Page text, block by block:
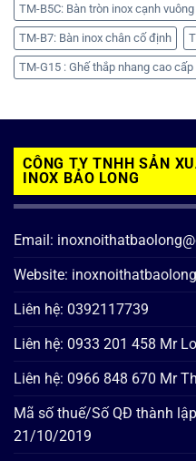
TM-B5C: Bàn tròn inox cạnh
TM-B7: Bàn inox chân cố định
TM-G15 : Ghế thắp nhang cao cấp
CÔNG TY TNHH SẢN
INOX BẢO LONG
Email:
Website:
Liên hệ: 0392117739
Liên hệ: 0933 201 458 Mr
Liên hệ: 0966 848 670 Mr
Mã số thuế/Số QĐ thành
21/10/2019